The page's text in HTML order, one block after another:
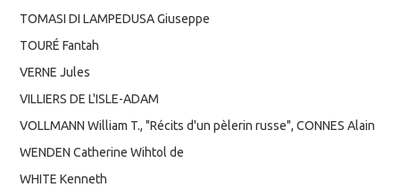
TOMASI DI LAMPEDUSA Giuseppe
TOURÉ Fantah
VERNE Jules
VILLIERS DE L'ISLE-ADAM
VOLLMANN William T., "Récits d'un pèlerin russe", CONNES Alain
WENDEN Catherine Wihtol de
WHITE Kenneth